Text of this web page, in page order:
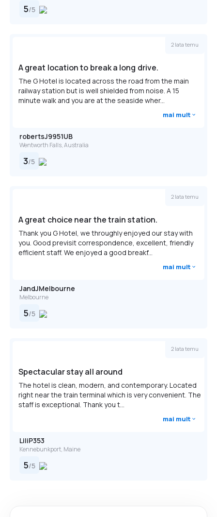
5/5
robertsJ9951UB
Wentworth Falls, Australia
3/5
2 lata temu
A great location to break a long drive.
The G Hotel is located across the road from the main
railway station but is well shielded from noise. A 15
minute walk and you are at the seaside wher...
mai mult
JandJMelbourne
Melbourne
5/5
2 lata temu
A great choice near the train station.
Thank you G Hotel, we throughly enjoyed our stay with
you. Good previsit correspondence, excellent, friendly
efficient staff. We enjoyed a good breakf...
mai mult
LiliP353
Kennebunkport, Maine
5/5
2 lata temu
Spectacular stay all around
The hotel is clean, modern, and contemporary. Located
right near the train terminal which is very convenient. The
staff is exceptional. Thank you t...
mai mult